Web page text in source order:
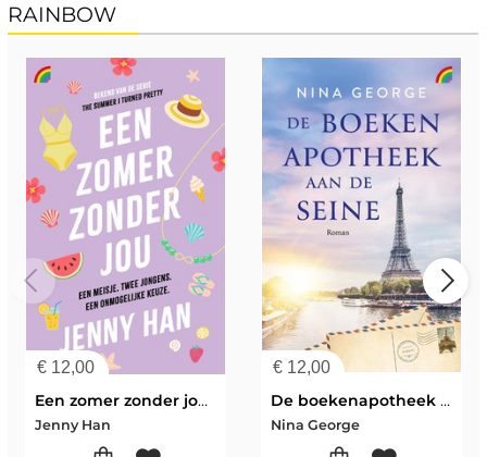
RAINBOW
€ 12,00
Een zomer zonder jou (It's not summer without you)
Jenny Han
€ 12,00
De boekenapotheek aan de Seine
Nina George